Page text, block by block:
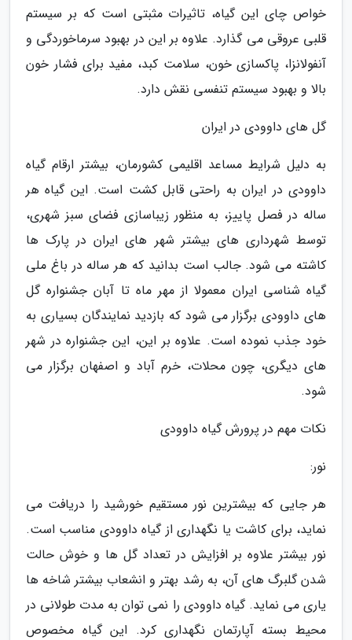
خواص چای این گیاه، تاثیرات مثبتی است که بر سیستم
قلبی عروقی می گذارد. علاوه بر این در بهبود سرماخوردگی و
آنفولانزا، پاکسازی خون، سلامت کبد، مفید برای فشار خون
بالا و بهبود سیستم تنفسی نقش دارد.
گل های داوودی در ایران
به دلیل شرایط مساعد اقلیمی کشورمان، بیشتر ارقام گیاه
داوودی در ایران به راحتی قابل کشت است. این گیاه هر
ساله در فصل پاییز، به منظور زیباسازی فضای سبز شهری،
توسط شهرداری های بیشتر شهر های ایران در پارک ها
کاشته می شود. جالب است بدانید که هر ساله در باغ ملی
گیاه شناسی ایران معمولا از مهر ماه تا آبان جشنواره گل
های داوودی برگزار می شود که بازدید نمایندگان بسیاری به
خود جذب نموده است. علاوه بر این، این جشنواره در شهر
های دیگری، چون محلات، خرم آباد و اصفهان برگزار می
شود.
نکات مهم در پرورش گیاه داوودی
نور:
هر جایی که بیشترین نور مستقیم خورشید را دریافت می
نماید، برای کاشت یا نگهداری از گیاه داوودی مناسب است.
نور بیشتر علاوه بر افزایش در تعداد گل ها و خوش حالت
شدن گلبرگ های آن، به رشد بهتر و انشعاب بیشتر شاخه ها
یاری می نماید. گیاه داوودی را نمی توان به مدت طولانی در
محیط بسته آپارتمان نگهداری کرد. این گیاه مخصوص